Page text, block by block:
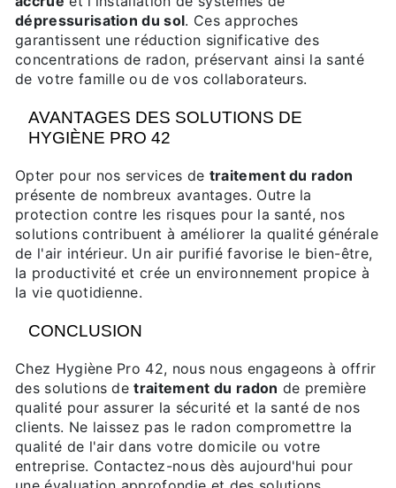
dépressurisation du sol. Ces approches
garantissent une réduction significative des
concentrations de radon, préservant ainsi la santé
de votre famille ou de vos collaborateurs.
AVANTAGES DES SOLUTIONS DE
HYGIÈNE PRO 42
Opter pour nos services de traitement du radon
présente de nombreux avantages. Outre la
protection contre les risques pour la santé, nos
solutions contribuent à améliorer la qualité générale
de l'air intérieur. Un air purifié favorise le bien-être,
la productivité et crée un environnement propice à
la vie quotidienne.
CONCLUSION
Chez Hygiène Pro 42, nous nous engageons à offrir
des solutions detraitement du radon de première
qualité pour assurer la sécurité et la santé de nos
clients. Ne laissez pas le radon compromettre la
qualité de l'air dans votre domicile ou votre
entreprise. Contactez-nous dès aujourd'hui pour